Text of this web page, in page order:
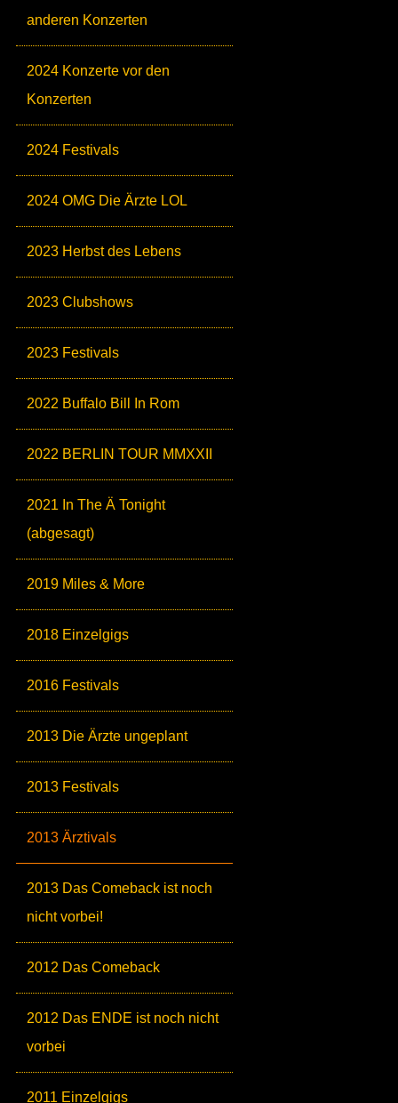
anderen Konzerten
2024 Konzerte vor den
Konzerten
2024 Festivals
2024 OMG Die Ärzte LOL
2023 Herbst des Lebens
2023 Clubshows
2023 Festivals
2022 Buffalo Bill In Rom
2022 BERLIN TOUR MMXXII
2021 In The Ä Tonight
(abgesagt)
2019 Miles & More
2018 Einzelgigs
2016 Festivals
2013 Die Ärzte ungeplant
2013 Festivals
2013 Ärztivals
2013 Das Comeback ist noch
nicht vorbei!
2012 Das Comeback
2012 Das ENDE ist noch nicht
vorbei
2011 Einzelgigs